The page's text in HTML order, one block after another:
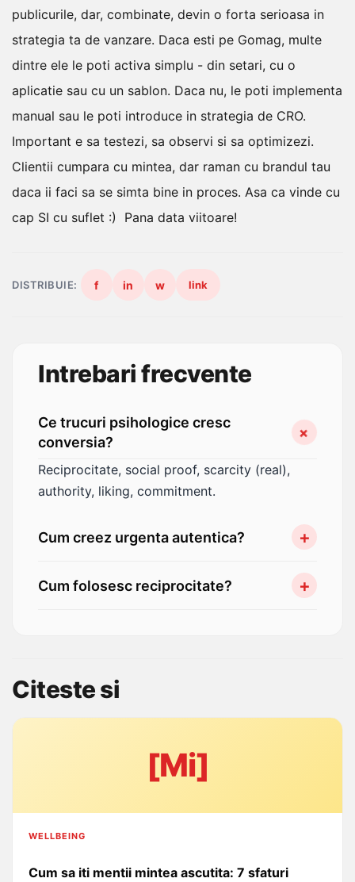
publicurile, dar, combinate, devin o forta serioasa in
strategia ta de vanzare. Daca esti pe Gomag, multe
dintre ele le poti activa simplu - din setari, cu o
aplicatie sau cu un sablon. Daca nu, le poti implementa
manual sau le poti introduce in strategia de CRO.
Important e sa testezi, sa observi si sa optimizezi.
Clientii cumpara cu mintea, dar raman cu brandul tau
daca ii faci sa se simta bine in proces. Asa ca vinde cu
cap SI cu suflet :)
Pana data viitoare!
DISTRIBUIE: f in w link
Intrebari frecvente
Ce trucuri psihologice cresc
conversia?
Reciprocitate, social proof, scarcity (real),
authority, liking, commitment.
Cum creez urgenta autentica?
stocul scade, onoreaza promisiunile.
Cum folosesc reciprocitate?
Citeste si
[Mi]
WELLBEING
Cum sa iti mentii mintea ascutita: 7 sfaturi